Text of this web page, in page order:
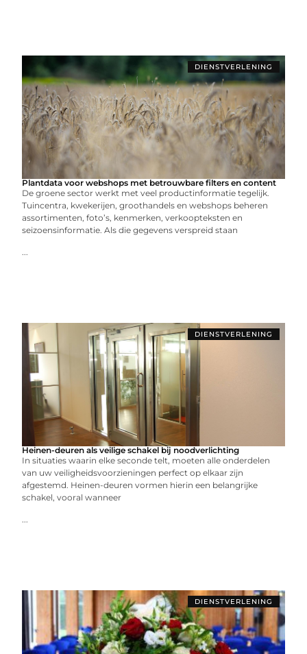
DIENSTVERLENING
Plantdata voor webshops met betrouwbare filters en content
De groene sector werkt met veel productinformatie tegelijk.
Tuincentra, kwekerijen, groothandels en webshops beheren
assortimenten, foto’s, kenmerken, verkoopteksten en
seizoensinformatie. Als die gegevens verspreid staan
...
DIENSTVERLENING
Heinen-deuren als veilige schakel bij noodverlichting
In situaties waarin elke seconde telt, moeten alle onderdelen
van uw veiligheidsvoorzieningen perfect op elkaar zijn
afgestemd. Heinen-deuren vormen hierin een belangrijke
schakel, vooral wanneer
...
DIENSTVERLENING